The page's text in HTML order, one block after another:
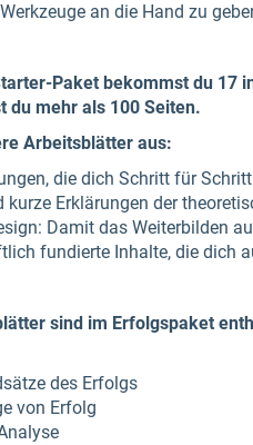
an die Hand zu
Paket bekommst du 17
du mehr als 100 Seiten.
Arbeitsblätter aus:
die dich Schritt für
kurze Erklärungen der
Damit das Weiterbilden
fundierte Inhalte, die dich
sind im Erfolgspaket
des Erfolgs
von Erfolg